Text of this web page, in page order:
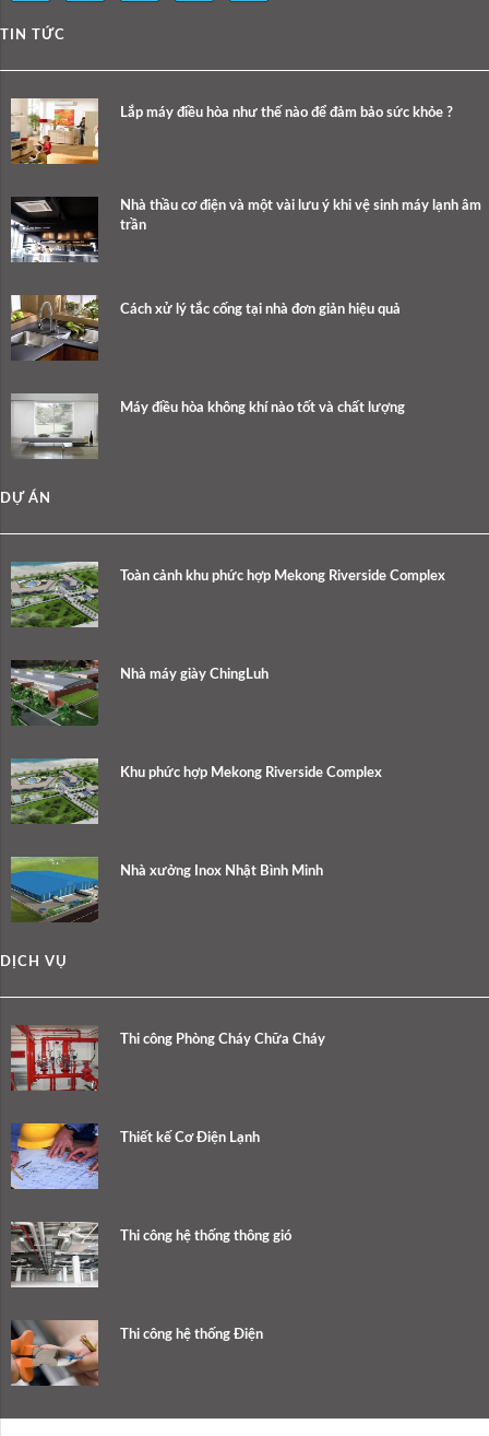
TIN TỨC
Lắp máy điều hòa như thế nào để đảm bảo sức khỏe ?
Nhà thầu cơ điện và một vài lưu ý khi vệ sinh máy lạnh âm
trần
Cách xử lý tắc cống tại nhà đơn giản hiệu quả
Máy điều hòa không khí nào tốt và chất lượng
DỰ ÁN
Toàn cảnh khu phức hợp Mekong Riverside Complex
Nhà máy giày ChingLuh
Khu phức hợp Mekong Riverside Complex
Nhà xưởng Inox Nhật Bình Minh
DỊCH VỤ
Thi công Phòng Cháy Chữa Cháy
Thiết kế Cơ Điện Lạnh
Thi công hệ thống thông gió
Thi công hệ thống Điện